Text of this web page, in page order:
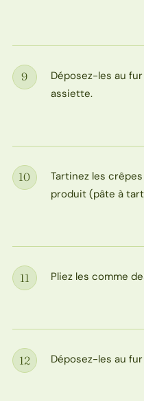
Étape
9
Déposez-les au
assiette.
Étape
10
Tartinez les
produit (pâte à
Étape
11 Pliez les comme
Étape
12 Déposez-les au